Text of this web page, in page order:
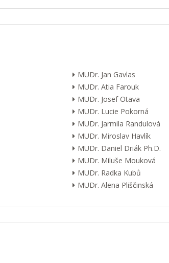
MUDr. Jan Gavlas
MUDr. Atia Farouk
MUDr. Josef Otava
MUDr. Lucie Pokorná
MUDr. Jarmila Randulová
MUDr. Miroslav Havlík
MUDr. Daniel Driák Ph.D.
MUDr. Miluše Mouková
MUDr. Radka Kubů
MUDr. Alena Pliščinská